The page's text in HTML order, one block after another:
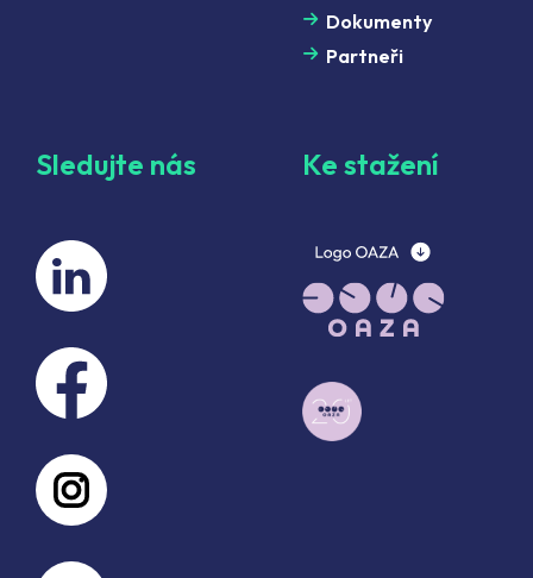
Dokumenty
Partneři
Sledujte nás Ke stažení